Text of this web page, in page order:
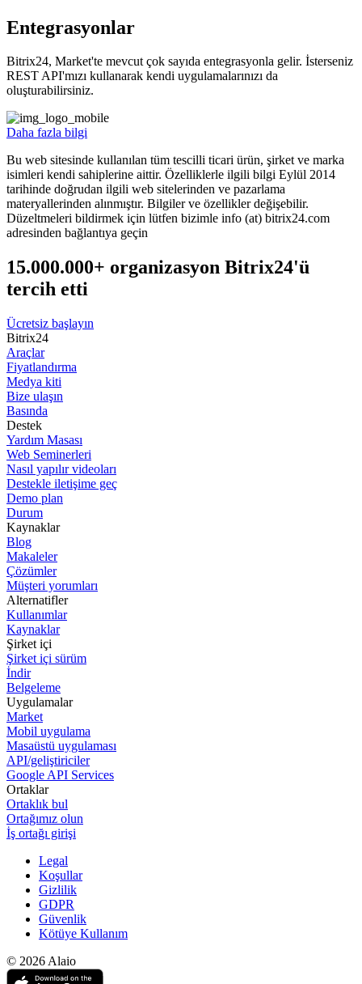
Entegrasyonlar
Bitrix24, Market'te mevcut çok sayıda entegrasyonla gelir. İsterseniz
REST API'mızı kullanarak kendi uygulamalarınızı da
oluşturabilirsiniz.
Daha fazla bilgi
Bu web sitesinde kullanılan tüm tescilli ticari ürün, şirket ve marka
isimleri kendi sahiplerine aittir. Özelliklerle ilgili bilgi Eylül 2014
tarihinde doğrudan ilgili web sitelerinden ve pazarlama
materyallerinden alınmıştır. Bilgiler ve özellikler değişebilir.
Düzeltmeleri bildirmek için lütfen bizimle info (at) bitrix24.com
adresinden bağlantıya geçin
15.000.000+ organizasyon Bitrix24'ü
tercih etti
Ücretsiz başlayın
Bitrix24
Araçlar
Fiyatlandırma
Medya kiti
Bize ulaşın
Basında
Destek
Yardım Masası
Web Seminerleri
Nasıl yapılır videoları
Destekle iletişime geç
Demo plan
Durum
Kaynaklar
Blog
Makaleler
Çözümler
Müşteri yorumları
Alternatifler
Kullanımlar
Kaynaklar
Şirket içi
Şirket içi sürüm
İndir
Belgeleme
Uygulamalar
Market
Mobil uygulama
Masaüstü uygulaması
API/geliştiriciler
Google API Services
Ortaklar
Ortaklık bul
Ortağımız olun
İş ortağı girişi
Legal
Koşullar
Gizlilik
GDPR
Güvenlik
Kötüye Kullanım
© 2026 Alaio